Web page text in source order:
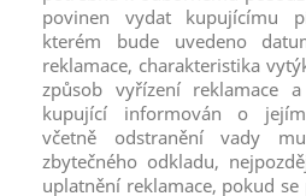
povinen vydat kupujícímu
kterém bude uvedeno
reklamace, charakteristika
způsob vyřízení reklamace
kupující informován o
včetně odstranění vady
zbytečného odkladu,
uplatnění reklamace, pokud